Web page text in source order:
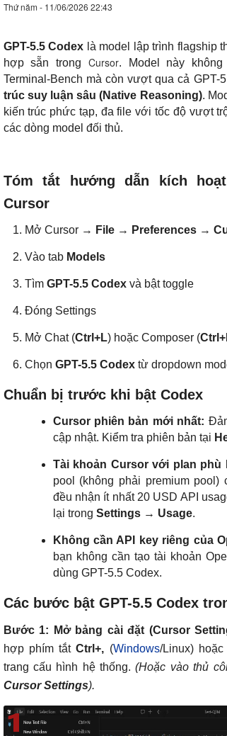
Thứ năm - 11/06/2026 22:43
GPT-5.5 Codex là model lập trình flagship
hợp sẵn trong Cursor. Model này
Terminal-Bench mà còn vượt qua cả GPT-
trúc suy luận sâu (Native Reasoning).
kiến trúc phức tạp, đa file với tốc độ vượt
các dòng model đối thủ.
Tóm tắt hướng dẫn kích hoạt
Cursor
Mở Cursor → File→ Preferences→
Vào tab Models
Tìm GPT-5.5 Codexvà bật toggle
Đóng Settings
Mở Chat (Ctrl+L) hoặc Composer (Ctrl+I
Chọn GPT-5.5 Codextừ dropdown
Chuẩn bị trước khi bật Codex
Cursor phiên bản mới nhất:
cập nhật. Kiểm tra phiên bản tại
Tài khoản Cursor với plan phù
pool (không phải premium pool)
đều nhận ít nhất 20 USD API
lại trong Settings→ Usage.
Không cần API key riêng của
bạn không cần tạo tài khoản
dùng GPT-5.5 Codex.
Các bước bật GPT-5.5 Codex
Bước 1: Mở bảng cài đặt (Cursor
hợp phím tắtCtrl+, (Windows/Linux)
trang cấu hình hệ thống.(Hoặc vào thủ
Cursor Settings).